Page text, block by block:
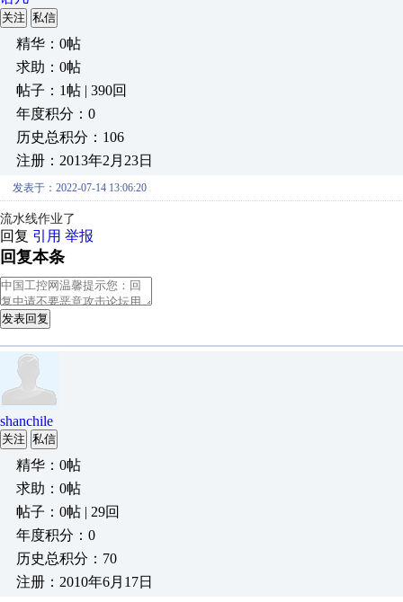
关注 私信
精华：0帖
求助：0帖
帖子：1帖 | 390回
年度积分：0
历史总积分：106
注册：2013年2月23日
发表于：2022-07-14 13:06:20
流水线作业了
回复 引用 举报
回复本条
发表回复
shanchile
关注 私信
精华：0帖
求助：0帖
帖子：0帖 | 29回
年度积分：0
历史总积分：70
注册：2010年6月17日